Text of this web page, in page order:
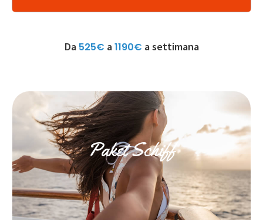
Da 525€ a1190€ a settimana
Paket Schiff